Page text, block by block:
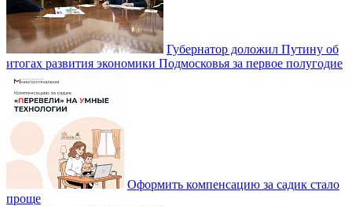
Губернатор доложил Путину об
итогах развития экономики Подмосковья за первое полугодие
Оформить компенсацию за садик стало
проще